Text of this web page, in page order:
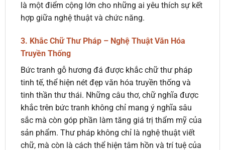
là một điểm cộng lớn cho những ai yêu thích sự kết
hợp giữa nghệ thuật và chức năng.
3. Khắc Chữ Thư Pháp – Nghệ Thuật Văn Hóa
Truyền Thống
Bức tranh gỗ hương đá được khắc chữ thư pháp
tinh tế, thể hiện nét đẹp văn hóa truyền thống và
tinh thần thư thái. Những câu thơ, chữ nghĩa được
khắc trên bức tranh không chỉ mang ý nghĩa sâu
sắc mà còn góp phần làm tăng giá trị thẩm mỹ của
sản phẩm. Thư pháp không chỉ là nghệ thuật viết
chữ, mà còn là cách thể hiện tâm hồn và trí tuệ của